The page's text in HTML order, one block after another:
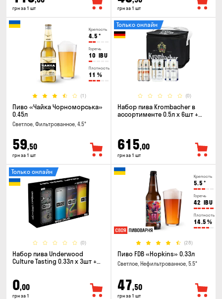
грн за 1 шт грн за 1 шт
Крепость
4.5 °
Горечь
10 IBU
Плотность
11 %
(1)
Пиво «Чайка Чорноморська»
0.45л
Светлое, Фильтрованное, 4.5°
59,50
грн за 1 шт
(0)
Только онлайн
Набор пива Krombacher в
ассортименте 0.5л х 6шт +
615,00
грн за 1 шт
(0)
Только онлайн
Набор пива Underwood
Culture Tasting 0.33л x 3шт +
0,00
грн за 1
Крепость
5.5 °
Горечь
42 IBU
Плотность
14.5 %
(28)
Пиво FDB «Hopkins» 0.33л
Светлое, Нефильтрованное, 5.5°
47,50
грн за 1 шт